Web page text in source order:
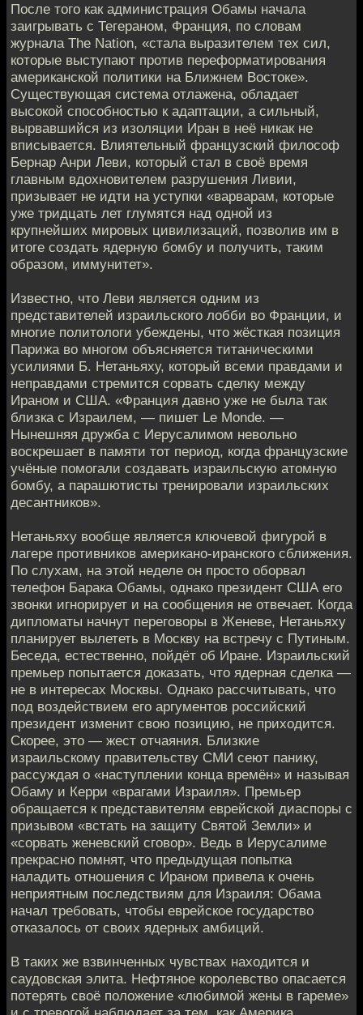
После того как администрация Обамы начала
заигрывать с Тегераном, Франция, по словам
журнала The Nation, «стала выразителем тех сил,
которые выступают против переформатирования
американской политики на Ближнем Востоке».
Существующая система отлажена, обладает
высокой способностью к адаптации, а сильный,
вырвавшийся из изоляции Иран в неё никак не
вписывается. Влиятельный французский философ
Бернар Анри Леви, который стал в своё время
главным вдохновителем разрушения Ливии,
призывает не идти на уступки «варварам, которые
уже тридцать лет глумятся над одной из
крупнейших мировых цивилизаций, позволив им в
итоге создать ядерную бомбу и получить, таким
образом, иммунитет».
Известно, что Леви является одним из
представителей израильского лобби во Франции, и
многие политологи убеждены, что жёсткая позиция
Парижа во многом объясняется титаническими
усилиями Б. Нетаньяху, который всеми правдами и
неправдами стремится сорвать сделку между
Ираном и США. «Франция давно уже не была так
близка с Израилем, — пишет Le Monde. —
Нынешняя дружба с Иерусалимом невольно
воскрешает в памяти тот период, когда французские
учёные помогали создавать израильскую атомную
бомбу, а парашютисты тренировали израильских
десантников».
Нетаньяху вообще является ключевой фигурой в
лагере противников американо-иранского сближения.
По слухам, на этой неделе он просто оборвал
телефон Барака Обамы, однако президент США его
звонки игнорирует и на сообщения не отвечает. Когда
дипломаты начнут переговоры в Женеве, Нетаньяху
планирует вылететь в Москву на встречу с Путиным.
Беседа, естественно, пойдёт об Иране. Израильский
премьер попытается доказать, что ядерная сделка —
не в интересах Москвы. Однако рассчитывать, что
под воздействием его аргументов российский
президент изменит свою позицию, не приходится.
Скорее, это — жест отчаяния. Близкие
израильскому правительству СМИ сеют панику,
рассуждая о «наступлении конца времён» и называя
Обаму и Керри «врагами Израиля». Премьер
обращается к представителям еврейской диаспоры с
призывом «встать на защиту Святой Земли» и
«сорвать женевский сговор». Ведь в Иерусалиме
прекрасно помнят, что предыдущая попытка
наладить отношения с Ираном привела к очень
неприятным последствиям для Израиля: Обама
начал требовать, чтобы еврейское государство
отказалось от своих ядерных амбиций.
В таких же взвинченных чувствах находится и
саудовская элита. Нефтяное королевство опасается
потерять своё положение «любимой жены в гареме»